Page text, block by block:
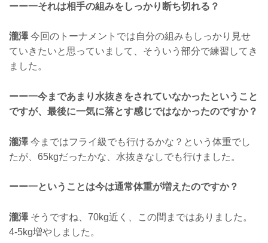
ーー一それは相手の組みをしっかり断ち切れる？
瀧澤今回のトーナメントでは自分の組みもしっかり見せ
ていきたいと思っていまして、そういう部分で練習してき
ました。
ーー一今まであまり水抜きをされていなかったということ
ですが、最後に一気に落とす感じではなかったのですか？
瀧澤今まではフライ級でも行けるかな？という体重でし
たが、65kgだったかな、水抜きなしでも行けました。
ーー一ということは今は通常体重が増えたのですか？
瀧澤そうですね、70kg近く、この間まではありました。
4-5kg増やしました。